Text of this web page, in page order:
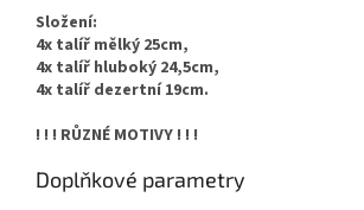
Složení:
4x talíř mělký 25cm,
4x talíř hluboký 24,5cm,
4x talíř dezertní 19cm.
! ! ! RŮZNÉ MOTIVY ! ! !
Doplňkové parametry